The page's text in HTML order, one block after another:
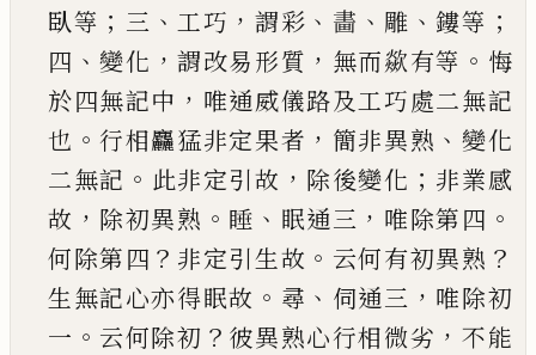
臥等 ； 三 、工巧 ， 謂彩 、 畵 、 雕 、鏤等 ；
四 、變化 ，謂改易形質 ， 無而歘有等 。 悔
於四無記中 ， 唯通威儀路及工巧處二無記
也 。行相麤猛非定果者 ， 簡非異熟 、 變化
二無記 。 此非定引故 ， 除後變化 ； 非業感
故 ， 除初異熟 。 睡 、 眠通三 ， 唯除第四 。
何除第四 ？ 非定引生故 。 云何有初異熟 ？
生無記心亦得眠故 。 尋 、 伺通三 ， 唯除初
一 。 云何除初 ？ 彼異熟心行相微劣 ， 不能